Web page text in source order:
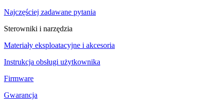
Najczęściej zadawane pytania
Sterowniki i narzędzia
Materiały eksploatacyjne i akcesoria
Instrukcja obsługi użytkownika
Firmware
Gwarancja